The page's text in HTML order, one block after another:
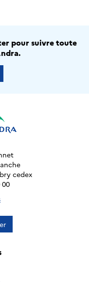
pour suivre toute
cedex
00